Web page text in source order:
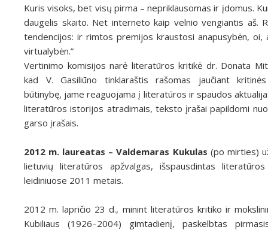
Kuris visoks, bet visų pirma – nepriklausomas ir įdomus.
daugelis skaito. Net interneto kaip velnio vengiantis aš.
tendencijos: ir rimtos premijos kraustosi anapusybėn, oi,
virtualybėn.”
Vertinimo komisijos narė literatūros kritikė dr. Donata
kad V. Gasiliūno tinklaraštis rašomas jaučiant
būtinybę, jame reaguojama į literatūros ir spaudos
literatūros istorijos atradimais, teksto įrašai papildomi
garso įrašais.
2012 m. laureatas – Valdemaras Kukulas (po mirties)
lietuvių literatūros apžvalgas, išspausdintas
leidiniuose 2011 metais.
2012 m. lapričio 23 d., minint literatūros kritiko ir
Kubiliaus (1926–2004) gimtadienį, paskelbtas